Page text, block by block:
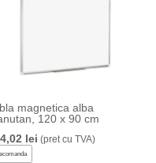
magnetica alba
120 x 90 cm
lei (pret cu TVA)